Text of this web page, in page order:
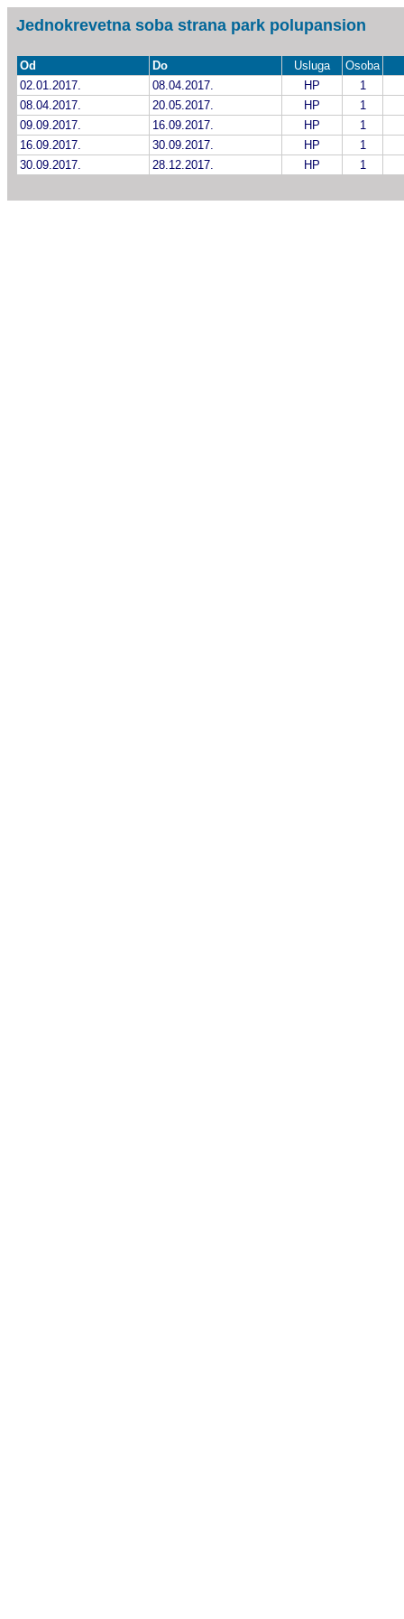
Jednokrevetna soba strana park polupansion
Od Do Usluga
Osoba
02.01.2017.
08.04.2017. HP
1
08.04.2017.
20.05.2017. HP
1
09.09.2017.
16.09.2017. HP
1
16.09.2017.
30.09.2017. HP
1
30.09.2017.
28.12.2017. HP 1